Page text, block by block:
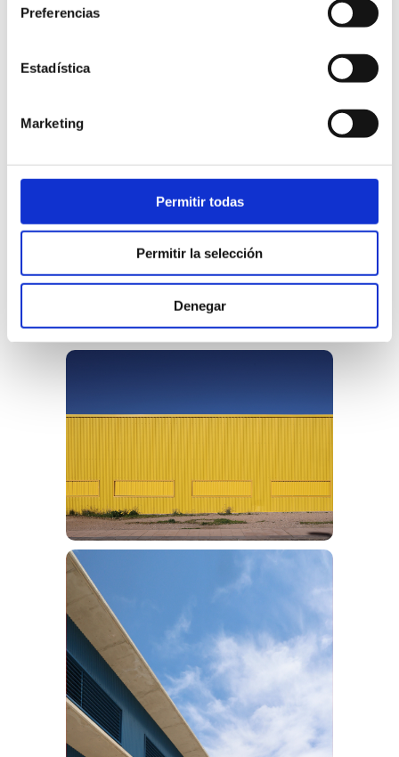
Preferencias
Estadística
Marketing
Permitir todas
Permitir la selección
Denegar